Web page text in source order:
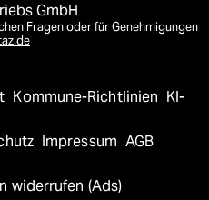
GmbH
Fragen oder für Genehmigungen
Kommune-Richtlinien KI-
Impressum AGB
widerrufen (Ads)